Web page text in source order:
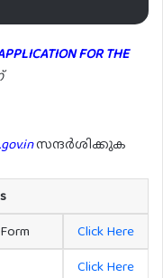
FOR THE
സന്ദർശിക്കുക
Click Here
Click Here